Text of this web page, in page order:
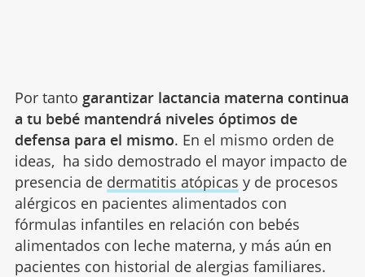
Por tanto garantizar lactancia materna continua
a tu bebé mantendrá niveles óptimos de
defensa para el mismo. En el mismo orden de
ideas, ha sido demostrado el mayor impacto de
presencia de dermatitis atópicas y de procesos
alérgicos en pacientes alimentados con
fórmulas infantiles en relación con bebés
alimentados con leche materna, y más aún en
pacientes con historial de alergias familiares.